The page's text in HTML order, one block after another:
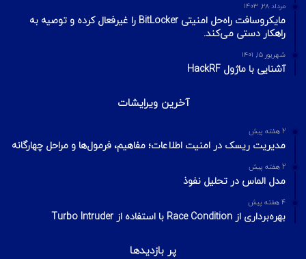
مرداد ۲۸, ۱۴۰۳
مایکروسافت راه‌حل امنیتی BitLocker را غیرفعال کرده و توصیه به
راهکار دستی می‌کند.
شهریور ۱۵, ۱۴۰۱
آشنایی با ماژول HackRF
آخرین ویرایشات
2 هفته پیش
مدیریت ریسک در امنیت اطلاعات؛ مفاهیم، فرمول‌ها و مراحل چهارگانه
2 هفته پیش
مدل الماس در تحلیل نفوذ
4 هفته پیش
بهره‌برداری از Race Condition با استفاده از Turbo Intruder
پر بازدیدها